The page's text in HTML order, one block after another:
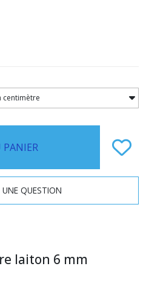
PANIER
QUESTION
laiton 6 mm